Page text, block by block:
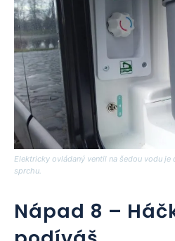
Elektricky ovládaný ventil na šedou vodu je
sprchu.
Nápad 8 –